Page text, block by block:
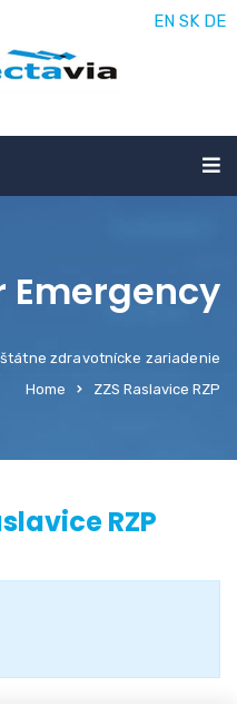
Emergency
zdravotnícke zariadenie
Home
ZZS Raslavice RZP
RZP
EN SK DE